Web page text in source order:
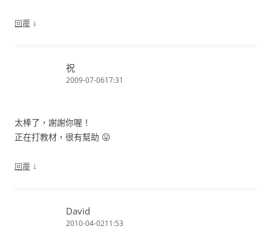
回覆 ↓
祝
2009-07-0617:31
太棒了，謝謝你喔！
正在打教材，很有幫助 😛
回覆 ↓
David
2010-04-0211:53